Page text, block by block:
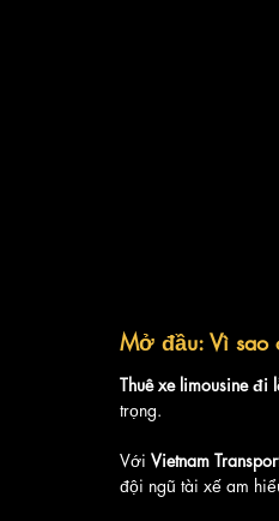
Mở đầu: Vì sao
Thuê xe limousine đi
trọng.
Với Vietnam
đội ngũ tài xế am